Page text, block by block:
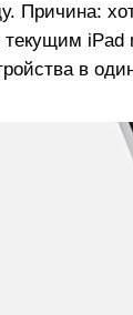
Причина:
iPad
в